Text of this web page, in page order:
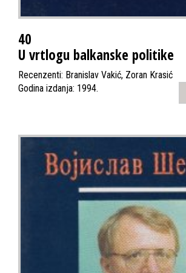
40
U vrtlogu balkanske politike
Recenzenti: Branislav Vakić, Zoran Krasić
Godina izdanja: 1994.